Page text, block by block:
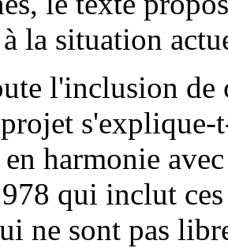
la situation
l'inclusion de
harmonie
qui inclut ces
ne sont pas